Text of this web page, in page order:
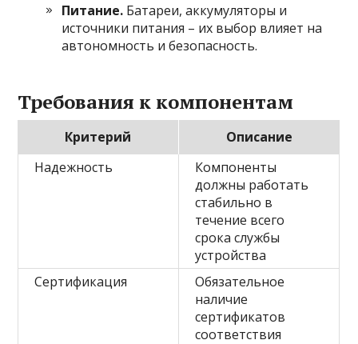
Питание. Батареи, аккумуляторы и
источники питания – их выбор влияет на
автономность и безопасность.
Требования к компонентам
Критерий
Описание
Надежность
Компоненты
должны работать
стабильно в
течение всего
срока службы
устройства
Сертификация
Обязательное
наличие
сертификатов
соответствия